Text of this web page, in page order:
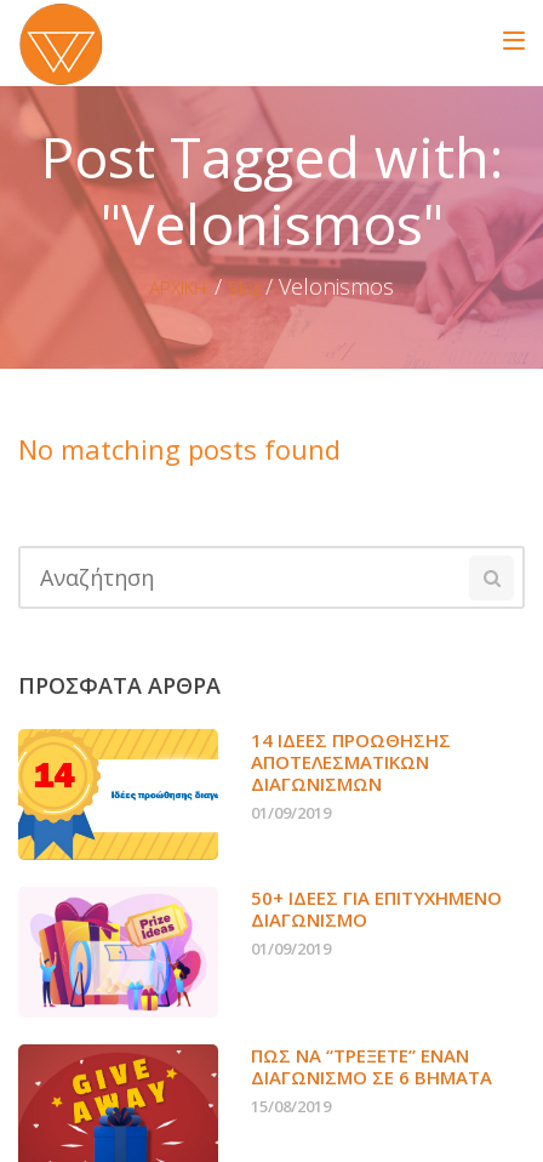
Post Tagged with:
"Velonismos"
ΑΡΧΙΚΗ Blog Velonismos
No matching posts found
ΠΡΟΣΦΑΤΑ ΑΡΘΡΑ
14 ΙΔΈΕΣ ΠΡΟΏΘΗΣΗΣ
ΑΠΟΤΕΛΕΣΜΑΤΙΚΏΝ
ΔΙΑΓΩΝΙΣΜΏΝ
01/09/2019
50+ ΙΔΕΕΣ ΓΙΑ ΕΠΙΤΥΧΗΜΕΝΟ
ΔΙΑΓΩΝΙΣΜΟ
01/09/2019
ΠΏΣ ΝΑ “ΤΡΈΞΕΤΕ” ΈΝΑΝ
ΔΙΑΓΩΝΙΣΜΌ ΣΕ 6 ΒΉΜΑΤΑ
15/08/2019